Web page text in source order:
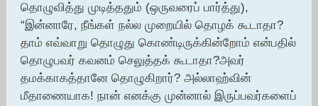
தொழுவித்து முடித்ததும் (ஒருவரைப் பார்த்து),
“இன்னாரே, நீங்கள் நல்ல முறையில் தொழக் கூடாதா?
தாம் எவ்வாறு தொழுது கொண்டிருக்கின்றோம் என்பதில்
தொழுபவர் கவனம் செலுத்தக் கூடாதா?அவர்
தமக்காகத்தானே தொழுகிறார்? அல்லாஹ்வின்
மீதாணையாக! நான் எனக்கு முன்னால் இருப்பவர்களைப்